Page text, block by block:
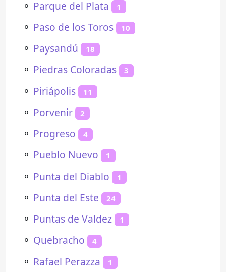
⚬ Parque del Plata 1
⚬ Paso de los Toros 10
⚬ Paysandú 18
⚬ Piedras Coloradas 3
⚬ Piriápolis 11
⚬ Porvenir 2
⚬ Progreso 4
⚬ Pueblo Nuevo 1
⚬ Punta del Diablo 1
⚬ Punta del Este 24
⚬ Puntas de Valdez 1
⚬ Quebracho 4
⚬ Rafael Perazza 1